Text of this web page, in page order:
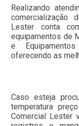
Realizando
comercialização
Lester conta
equipamentos de
e
oferecendo as
Caso esteja
temperatura
Comercial Lester